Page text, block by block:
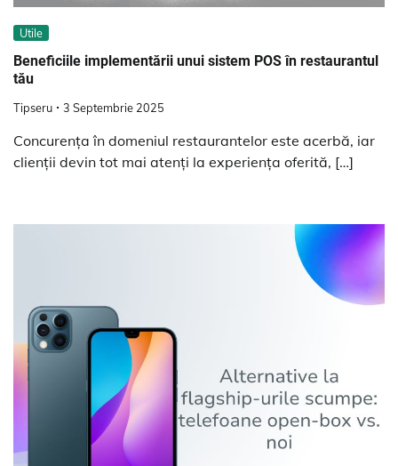
Utile
Beneficiile implementării unui sistem POS în restaurantul
tău
Tipseru 3 Septembrie 2025
Concurența în domeniul restaurantelor este acerbă, iar
clienții devin tot mai atenți la experiența oferită, […]